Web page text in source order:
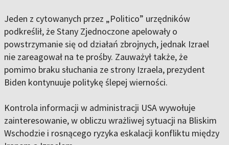
Jeden z cytowanych przez „Politico” urzędników
podkreślił, że Stany Zjednoczone apelowały o
powstrzymanie się od działań zbrojnych, jednak Izrael
nie zareagował na te prośby. Zauważył także, że
pomimo braku słuchania ze strony Izraela, prezydent
Biden kontynuuje politykę ślepej wierności.
Kontrola informacji w administracji USA wywołuje
zainteresowanie, w obliczu wrażliwej sytuacji na Bliskim
Wschodzie i rosnącego ryzyka eskalacji konfliktu między